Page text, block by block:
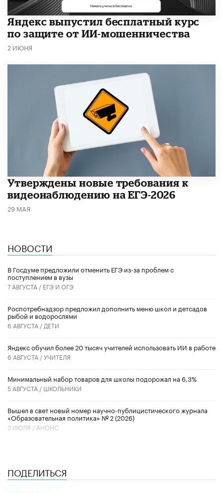
​Яндекс выпустил бесплатный курс
по защите от ИИ-мошенничества
2 ИЮНЯ
Утверждены новые требования к
видеонаблюдению на ЕГЭ-2026
29 МАЯ
НОВОСТИ
В Госдуме предложили отменить ЕГЭ из-за проблем с
поступлением в вузы
7 АВГУСТА / ЕГЭ И ОГЭ
Роспотребнадзор предложил дополнить меню школ и детсадов
рыбой и водорослями
6 АВГУСТА / ДЕТИ
​Яндекс обучил более 20 тысяч учителей использовать ИИ в работе
6 АВГУСТА /УЧИТЕЛЯ
Минимальный набор товаров для школы подорожал на 6,3%
5 АВГУСТА / ШКОЛЬНИКИ
Вышел в свет новый номер научно-публицистического журнала
«Образовательная политика» № 2 (2026)
3 ИЮЛЯ / АНОНС
ПОДЕЛИТЬСЯ